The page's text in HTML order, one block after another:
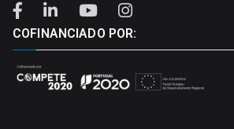
COFINANCIADO POR: